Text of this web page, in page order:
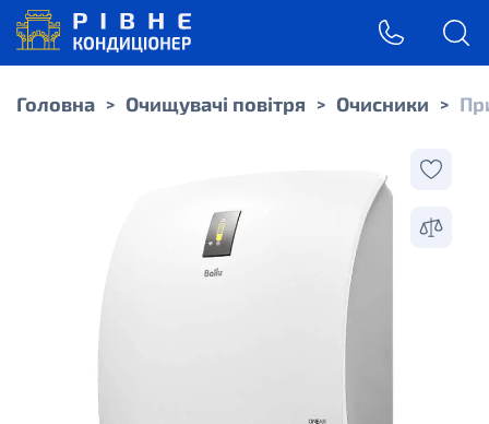
Головна > Очищувачі повітря > Очисники >